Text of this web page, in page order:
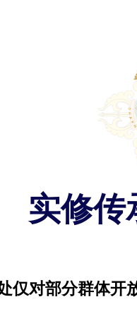
实修传
仅对部分群体开